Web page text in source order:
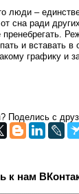
люди –
сна ради
и вставать
графику и
Поделись с
к нам